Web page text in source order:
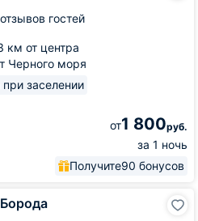
гостей
км от центра
Черного моря
заселении
от1 800руб.
за 1 ночь
Получите90 бонусов